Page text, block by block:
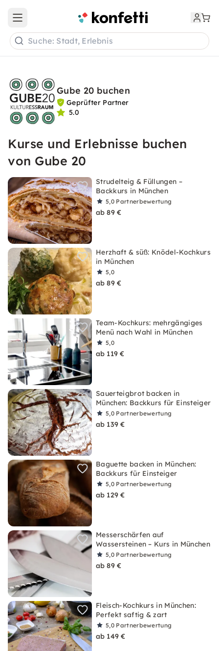
Open main menu
Suche: Stadt, Erlebnis
Gube 20 buchen
Geprüfter Partner
5.0
Kurse und Erlebnisse buchen
von Gube 20
Strudelteig & Füllungen –
Backkurs in München
5,0 Partnerbewertung
ab 89 €
Herzhaft & süß: Knödel-Kochkurs
in München
5,0
ab 89 €
Team-Kochkurs: mehrgängiges
Menü nach Wahl in München
5,0
ab 119 €
Sauerteigbrot backen in
München: Backkurs für Einsteiger
5,0 Partnerbewertung
ab 139 €
Baguette backen in München:
Backkurs für Einsteiger
5,0 Partnerbewertung
ab 129 €
Messerschärfen auf
Wassersteinen – Kurs in München
5,0 Partnerbewertung
ab 89 €
Fleisch-Kochkurs in München:
Perfekt saftig & zart
5,0 Partnerbewertung
ab 149 €